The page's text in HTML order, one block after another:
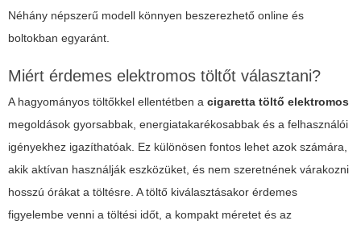
Néhány népszerű modell könnyen beszerezhető online és
boltokban egyaránt.
Miért érdemes elektromos töltőt választani?
A hagyományos töltőkkel ellentétben a cigaretta töltő elektromos
megoldások gyorsabbak, energiatakarékosabbak és a felhasználói
igényekhez igazíthatóak. Ez különösen fontos lehet azok számára,
akik aktívan használják eszközüket, és nem szeretnének várakozni
hosszú órákat a töltésre. A töltő kiválasztásakor érdemes
figyelembe venni a töltési időt, a kompakt méretet és az